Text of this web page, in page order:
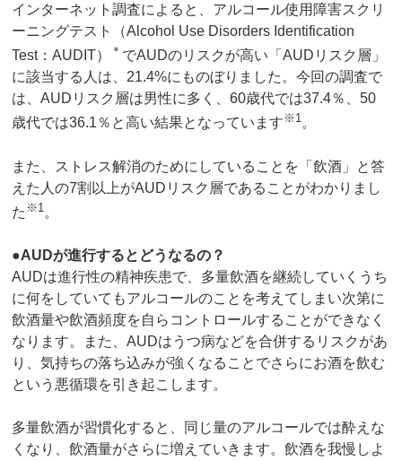
インターネット調査によると、アルコール使用障害スクリ
ーニングテスト（Alcohol Use Disorders Identification
Test：AUDIT）
＊ でAUDのリスクが高い「AUDリスク層」
に該当する人は、21.4%にものぼりました。今回の調査で
は、AUDリスク層は男性に多く、60歳代では37.4％、50
歳代では36.1％と高い結果となっています ※1。
また、ストレス解消のためにしていることを「飲酒」と答
えた人の7割以上がAUDリスク層であることがわかりまし
た ※1 。
●AUDが進行するとどうなるの？
AUDは進行性の精神疾患で、多量飲酒を継続していくうち
に何をしていてもアルコールのことを考えてしまい次第に
飲酒量や飲酒頻度を自らコントロールすることができなく
なります。また、AUDはうつ病などを合併するリスクがあ
り、気持ちの落ち込みが強くなることでさらにお酒を飲む
という悪循環を引き起こします。
多量飲酒が習慣化すると、同じ量のアルコールでは酔えな
くなり、飲酒量がさらに増えていきます。飲酒を我慢しよ